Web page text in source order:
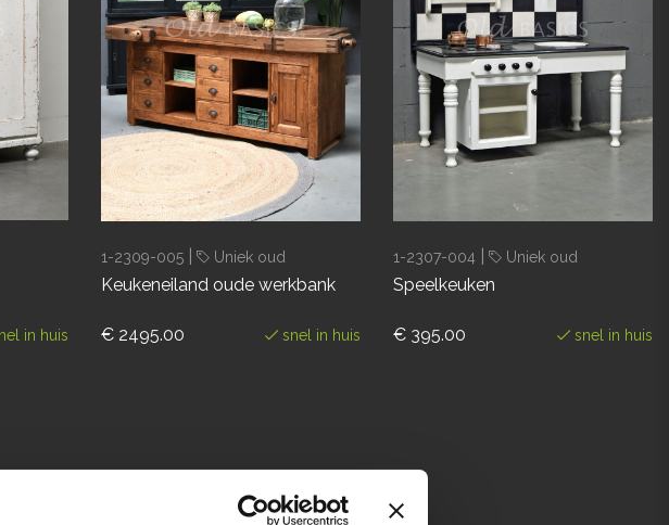
in huis
1-2309-005 | Uniek oud
Keukeneiland oude werkbank
€ 2495.00 snel in huis
1-2307-004 | Uniek oud
Speelkeuken
€ 395.00 snel in huis